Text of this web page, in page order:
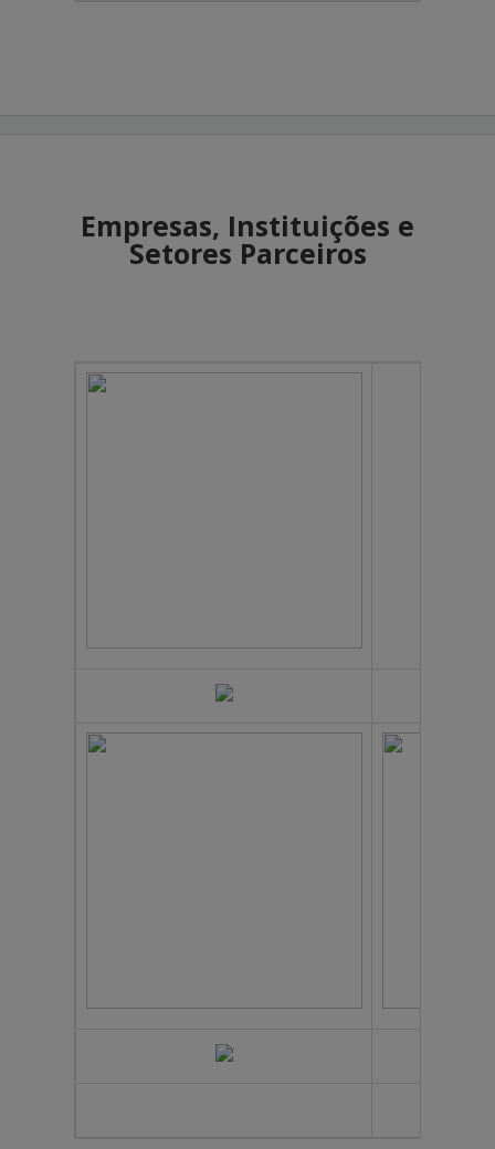
Empresas, Instituições e
Setores Parceiros